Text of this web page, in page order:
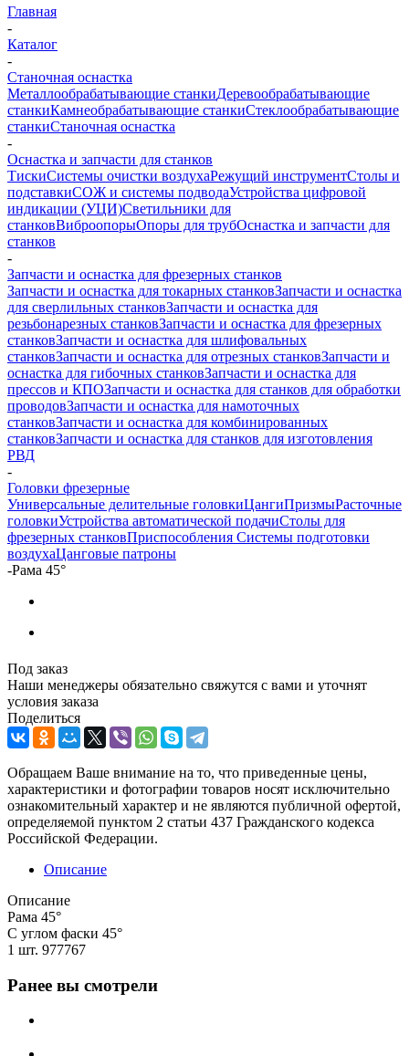
Главная
-
Каталог
-
Станочная оснастка
Металлообрабатывающие станкиДеревообрабатывающие
станкиКамнеобрабатывающие станкиСтеклообрабатывающие
станкиСтаночная оснастка
-
Оснастка и запчасти для станков
ТискиСистемы очистки воздухаРежущий инструментСтолы и
подставкиСОЖ и системы подводаУстройства цифровой
индикации (УЦИ)Светильники для
станковВиброопорыОпоры для трубОснастка и запчасти для
станков
-
Запчасти и оснастка для фрезерных станков
Запчасти и оснастка для токарных станковЗапчасти и оснастка
для сверлильных станковЗапчасти и оснастка для
резьбонарезных станковЗапчасти и оснастка для фрезерных
станковЗапчасти и оснастка для шлифовальных
станковЗапчасти и оснастка для отрезных станковЗапчасти и
оснастка для гибочных станковЗапчасти и оснастка для
прессов и КПОЗапчасти и оснастка для станков для обработки
проводовЗапчасти и оснастка для намоточных
станковЗапчасти и оснастка для комбинированных
станковЗапчасти и оснастка для станков для изготовления
РВД
-
Головки фрезерные
Универсальные делительные головкиЦангиПризмыРасточные
головкиУстройства автоматической подачиСтолы для
фрезерных станковПриспособления Системы подготовки
воздухаЦанговые патроны
-Рама 45°
Под заказ
Наши менеджеры обязательно свяжутся с вами и уточнят
условия заказа
Поделиться
Обращаем Ваше внимание на то, что приведенные цены,
характеристики и фотографии товаров носят исключительно
ознакомительный характер и не являются публичной офертой,
определяемой пунктом 2 статьи 437 Гражданского кодекса
Российской Федерации.
Описание
Описание
Рама 45°
С углом фаски 45°
1 шт. 977767
Ранее вы смотрели